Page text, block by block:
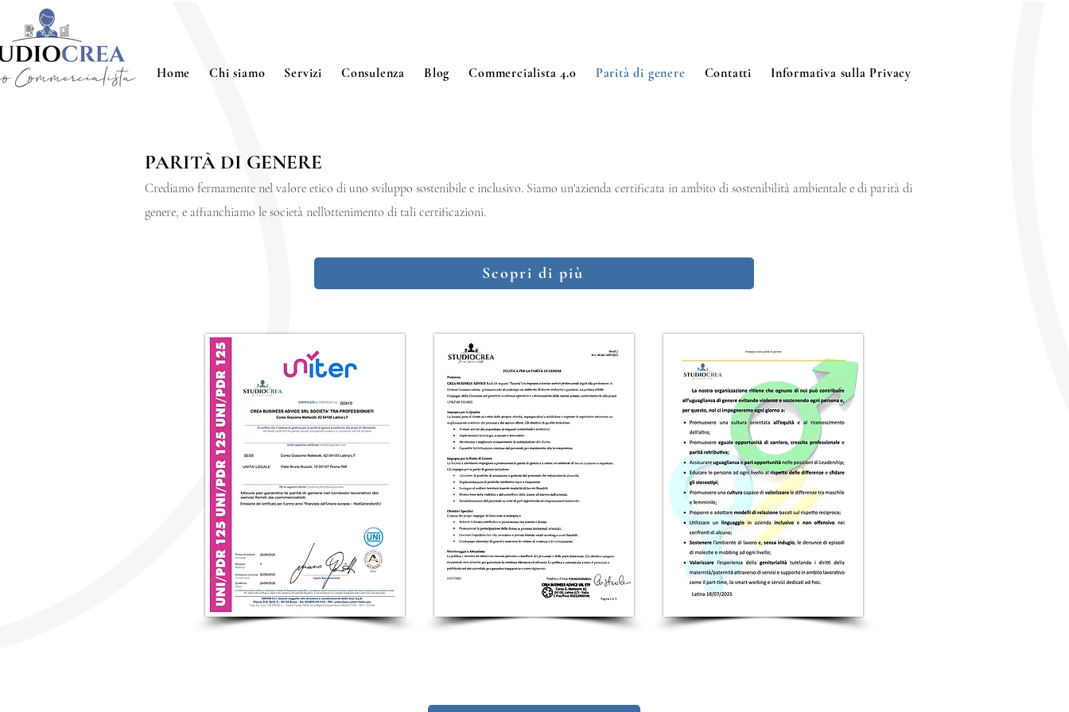
Home Chi siamo Servizi Consulenza Blog Commercialista 4.0 Parità di genere Contatti Informativa sulla Privacy
PARITÀ DI GENERE
Crediamo fermamente nel valore etico di uno sviluppo sostenibile e inclusivo. Siamo un'azienda certificata in ambito di sostenibilità ambientale e di parità di
genere, e affianchiamo le società nell'ottenimento di tali certificazioni.
Scopri di più